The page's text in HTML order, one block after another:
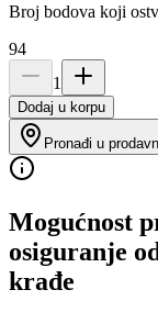
Broj bodova koji
94
1
Dodaj u korpu
Pronađi u
Mogućnost
osiguranje
krađe